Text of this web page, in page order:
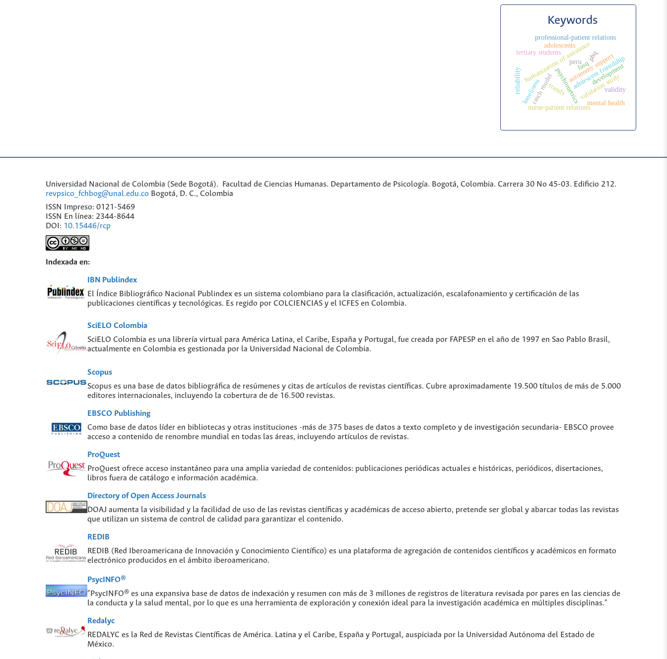
Keywords
psychometrics
humanization of assistance
validation study
nurse-patient relations
professional-patient relations
adolescent friendship
autonomy support
fasq
rasch model
phq
validity
reliability
adolescents
mental health
tertiary students
trends
peru
development
loneliness
Universidad Nacional de Colombia (Sede Bogotá). Facultad de Ciencias Humanas. Departamento de Psicología. Bogotá, Colombia. Carrera 30 No 45-03. Edificio 212.
revpsico_fchbog@unal.edu.co Bogotá, D. C., Colombia
ISSN Impreso: 0121-5469
ISSN En línea: 2344-8644
DOI: 10.15446/rcp
Indexada en:
IBN Publindex
El Índice Bibliográfico Nacional Publindex es un sistema colombiano para la clasificación, actualización, escalafonamiento y certificación de las
publicaciones científicas y tecnológicas. Es regido por COLCIENCIAS y el ICFES en Colombia.
SciELO Colombia
SciELO Colombia es una librería virtual para América Latina, el Caribe, España y Portugal, fue creada por FAPESP en el año de 1997 en Sao Pablo Brasil,
actualmente en Colombia es gestionada por la Universidad Nacional de Colombia.
Scopus
Scopus es una base de datos bibliográfica de resúmenes y citas de artículos de revistas científicas. Cubre aproximadamente 19.500 títulos de más de 5.000
editores internacionales, incluyendo la cobertura de de 16.500 revistas.
EBSCO Publishing
Como base de datos líder en bibliotecas y otras instituciones -más de 375 bases de datos a texto completo y de investigación secundaria- EBSCO provee
acceso a contenido de renombre mundial en todas las áreas, incluyendo artículos de revistas.
ProQuest
ProQuest ofrece acceso instantáneo para una amplia variedad de contenidos: publicaciones periódicas actuales e históricas, periódicos, disertaciones,
libros fuera de catálogo e información académica.
Directory of Open Access Journals
DOAJ aumenta la visibilidad y la facilidad de uso de las revistas científicas y académicas de acceso abierto, pretende ser global y abarcar todas las revistas
que utilizan un sistema de control de calidad para garantizar el contenido.
REDIB
REDIB (Red Iberoamericana de Innovación y Conocimiento Científico) es una plataforma de agregación de contenidos científicos y académicos en formato
electrónico producidos en el ámbito iberoamericano.
PsycINFO®
"PsycINFO® es una expansiva base de datos de indexación y resumen con más de 3 millones de registros de literatura revisada por pares en las ciencias de
la conducta y la salud mental, por lo que es una herramienta de exploración y conexión ideal para la investigación académica en múltiples disciplinas."
Redalyc
REDALYC es la Red de Revistas Científicas de América. Latina y el Caribe, España y Portugal, auspiciada por la Universidad Autónoma del Estado de
México.